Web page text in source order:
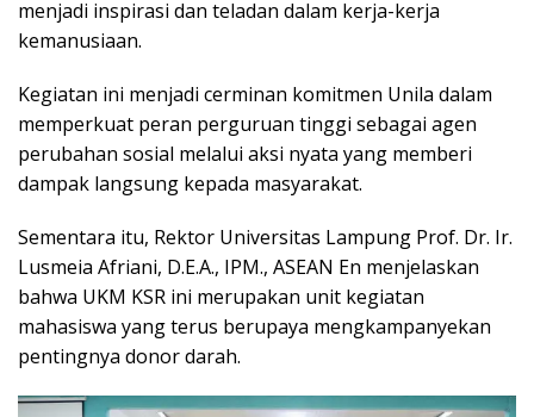
menjadi inspirasi dan teladan dalam kerja-kerja
kemanusiaan.
Kegiatan ini menjadi cerminan komitmen Unila dalam
memperkuat peran perguruan tinggi sebagai agen
perubahan sosial melalui aksi nyata yang memberi
dampak langsung kepada masyarakat.
Sementara itu, Rektor Universitas Lampung Prof. Dr. Ir.
Lusmeia Afriani, D.E.A., IPM., ASEAN En menjelaskan
bahwa UKM KSR ini merupakan unit kegiatan
mahasiswa yang terus berupaya mengkampanyekan
pentingnya donor darah.